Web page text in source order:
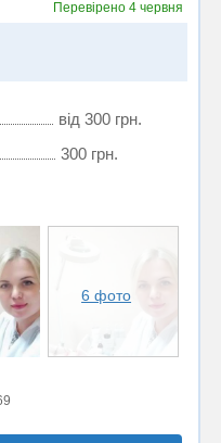
Перевірено 4 червня
від 300 грн.
300 грн.
6 фото